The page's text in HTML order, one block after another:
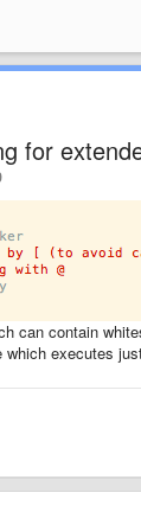
for
can contain
executes